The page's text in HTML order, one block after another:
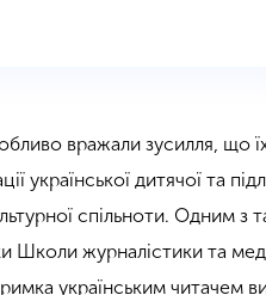
вражали зусилля, що
української дитячої та
спільноти. Одним з
Школи журналістики та
українським читачем